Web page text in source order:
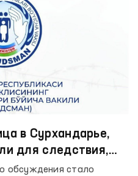
в Сурхандарье,
для следствия,
на контроль
обсуждения стало